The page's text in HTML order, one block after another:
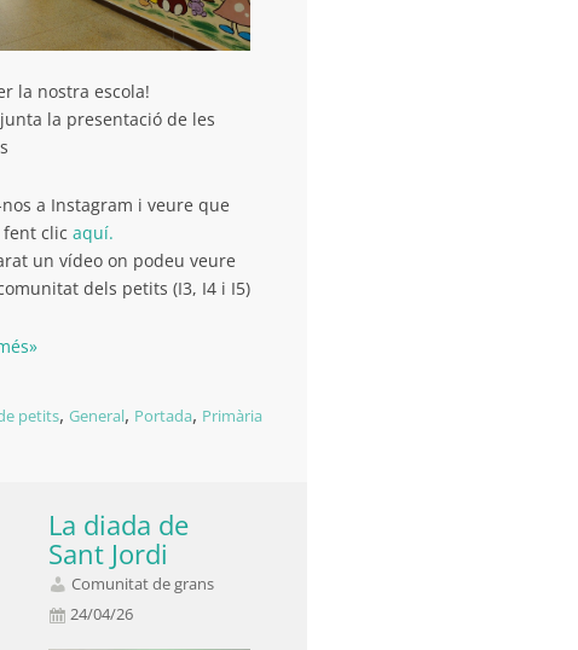
la nostra escola!
la presentació de les
a Instagram i veure que
fent clic aquí.
un vídeo on podeu veure
dels petits (I3, I4 i I5)
petits,General, Portada, Primària
La diada de
Sant Jordi
Comunitat de grans
24/04/26